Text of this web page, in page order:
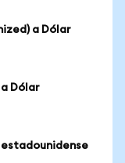
a Dólar
Dólar
estadounidense